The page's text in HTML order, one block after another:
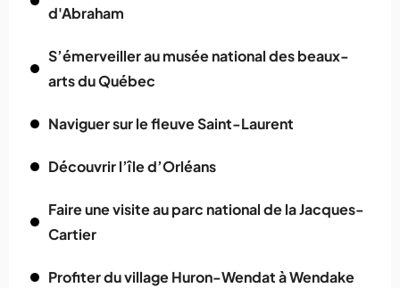
d'Abraham
S’émerveiller au musée national des beaux-
arts du Québec
Naviguer sur le fleuve Saint-Laurent
Découvrir l’île d’Orléans
Faire une visite au parc national de la Jacques-
Cartier
Profiter du village Huron-Wendat à Wendake